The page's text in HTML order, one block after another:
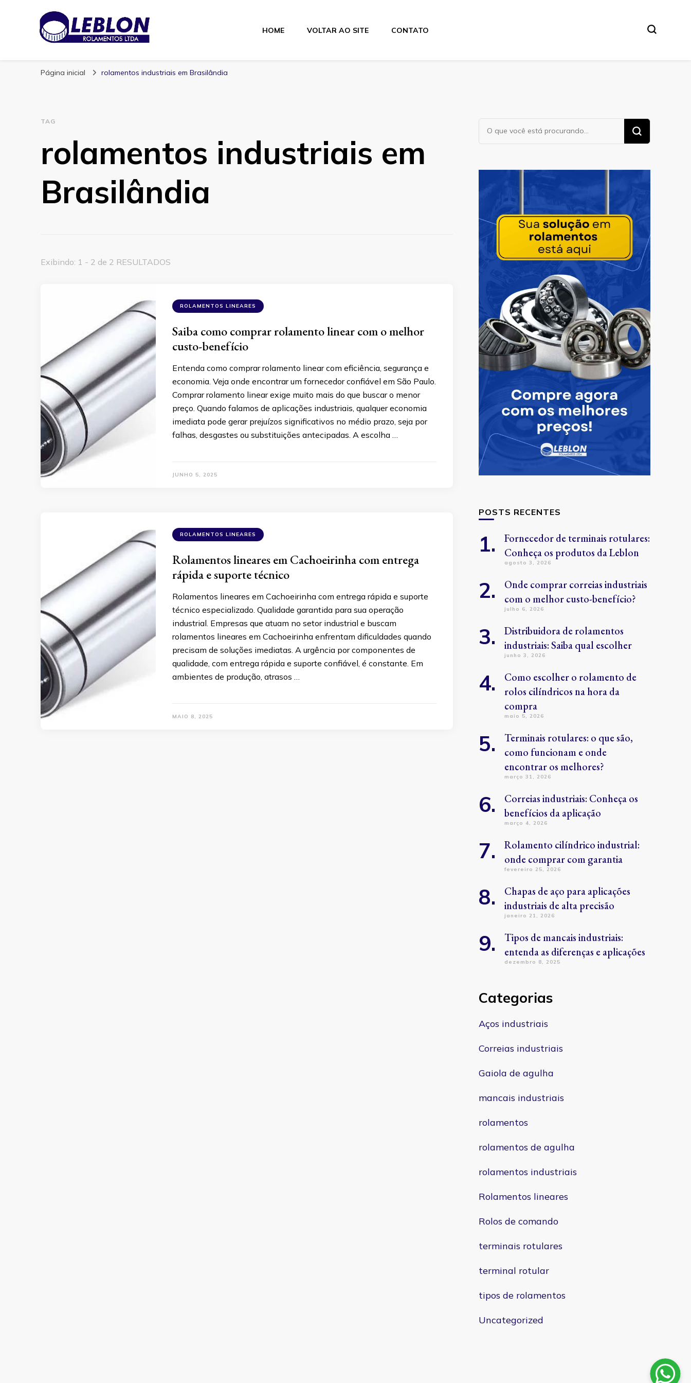
Blog | Leblon Rolamentos
HOME VOLTAR AO SITE CONTATO
Página inicial rolamentos industriais em Brasilândia
TAG
rolamentos industriais em
Brasilândia
Exibindo: 1 - 2 de 2 RESULTADOS
ROLAMENTOS LINEARES
Saiba como comprar rolamento linear com o melhor
custo-benefício
Entenda como comprar rolamento linear com eficiência, segurança e
economia. Veja onde encontrar um fornecedor confiável em São Paulo.
Comprar rolamento linear exige muito mais do que buscar o menor
preço. Quando falamos de aplicações industriais, qualquer economia
imediata pode gerar prejuízos significativos no médio prazo, seja por
falhas, desgastes ou substituições antecipadas. A escolha …
JUNHO 5, 2025
ROLAMENTOS LINEARES
Rolamentos lineares em Cachoeirinha com entrega
rápida e suporte técnico
Rolamentos lineares em Cachoeirinha com entrega rápida e suporte
técnico especializado. Qualidade garantida para sua operação
industrial. Empresas que atuam no setor industrial e buscam
rolamentos lineares em Cachoeirinha enfrentam dificuldades quando
precisam de soluções imediatas. A urgência por componentes de
qualidade, com entrega rápida e suporte confiável, é constante. Em
ambientes de produção, atrasos …
MAIO 8, 2025
Procurando
algo?
POSTS RECENTES
Fornecedor de terminais rotulares:
Conheça os produtos da Leblon
agosto 3, 2026
Onde comprar correias industriais
com o melhor custo-benefício?
julho 6, 2026
Distribuidora de rolamentos
industriais: Saiba qual escolher
junho 3, 2026
Como escolher o rolamento de
rolos cilíndricos na hora da
compra
maio 5, 2026
Terminais rotulares: o que são,
como funcionam e onde
encontrar os melhores?
março 31, 2026
Correias industriais: Conheça os
benefícios da aplicação
março 4, 2026
Rolamento cilíndrico industrial:
onde comprar com garantia
fevereiro 25, 2026
Chapas de aço para aplicações
industriais de alta precisão
janeiro 21, 2026
Tipos de mancais industriais:
entenda as diferenças e aplicações
dezembro 8, 2025
Categorias
Aços industriais
Correias industriais
Gaiola de agulha
mancais industriais
rolamentos
rolamentos de agulha
rolamentos industriais
Rolamentos lineares
Rolos de comando
terminais rotulares
terminal rotular
tipos de rolamentos
Uncategorized